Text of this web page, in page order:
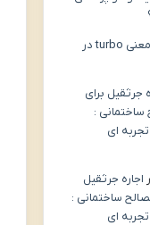
معنی turbo در
جرثقیل برای
ساختمانی :
ای
اجاره جرثقیل
ساختمانی :
ای